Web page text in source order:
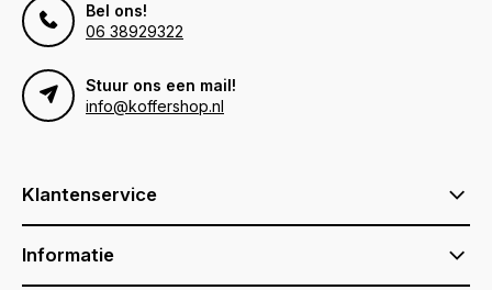
Bel ons!
06 38929322
Stuur ons een mail!
info@koffershop.nl
Klantenservice
Informatie